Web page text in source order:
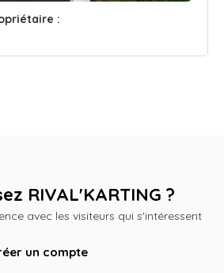
:
RIVAL'KARTING ?
avec les visiteurs qui s'intéressent
un compte